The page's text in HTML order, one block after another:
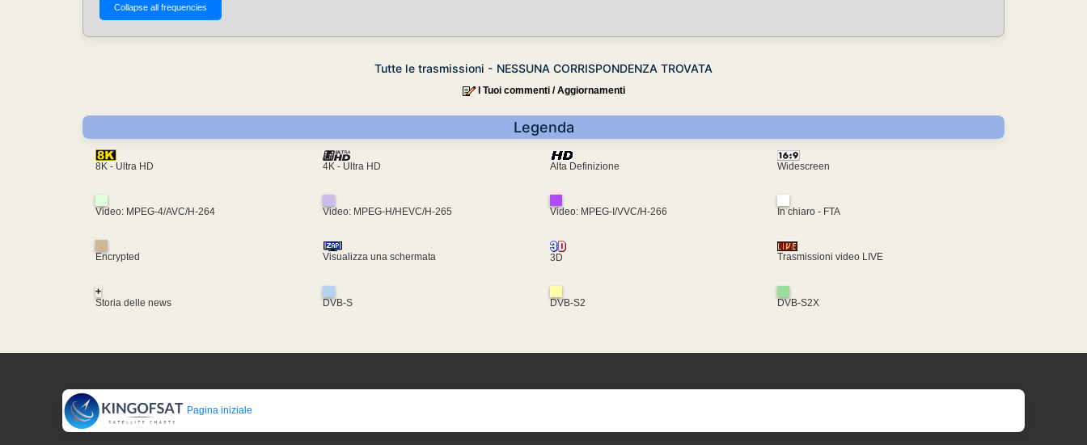
Tutte le trasmissioni - NESSUNA CORRISPONDENZA TROVATA
I Tuoi commenti / Aggiornamenti
Legenda
8K - Ultra HD 4K - Ultra HD Alta Definizione Widescreen
Video: MPEG-4/AVC/H-264 Video: MPEG-H/HEVC/H-265 Video: MPEG-I/VVC/H-266 In chiaro - FTA
Encrypted Visualizza una schermata 3D Trasmissioni video LIVE
+
Storia delle news
DVB-S DVB-S2 DVB-S2X
Pagina iniziale